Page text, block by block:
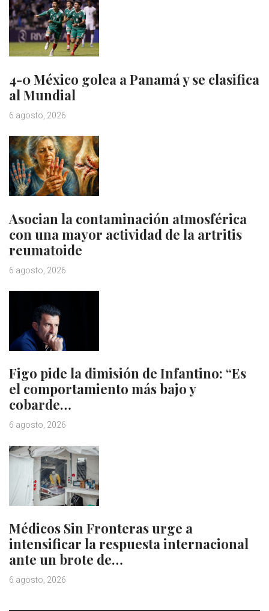
4-0 México golea a Panamá y se clasifica
al Mundial
6 agosto, 2026
Asocian la contaminación atmosférica
con una mayor actividad de la artritis
reumatoide
6 agosto, 2026
Figo pide la dimisión de Infantino: “Es
el comportamiento más bajo y
cobarde…
6 agosto, 2026
Médicos Sin Fronteras urge a
intensificar la respuesta internacional
ante un brote de…
6 agosto, 2026